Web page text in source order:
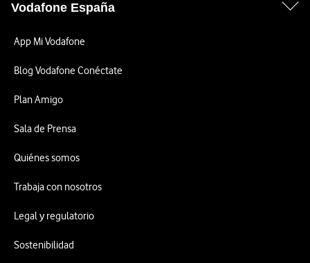
Vodafone España
App Mi Vodafone
Blog Vodafone Conéctate
Plan Amigo
Sala de Prensa
Quiénes somos
Trabaja con nosotros
Legal y regulatorio
Sostenibilidad